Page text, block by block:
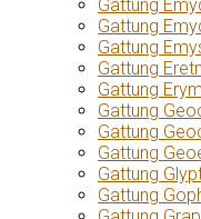
Gattung
Gattung
Gattung
Gattung
Gattung
Gattung
Gattung
Gattung
Gattung
Gattung